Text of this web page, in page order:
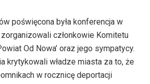
poświęcona była konferencja w
członkowie Komitetu
Od Nowa’ oraz jego sympatycy.
krytykowali władze miasta za to, że
w rocznicę deportacji